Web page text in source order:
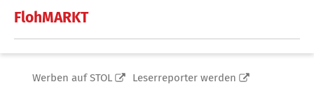
FlohMARKT
Werben auf STOL
Leserreporter werden